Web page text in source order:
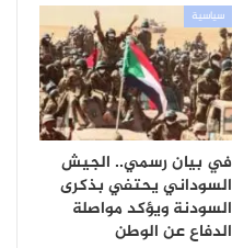
سياسية
في بيان رسمي.. الجيش
السوداني يحتفي بذكرى
السودنة ويؤكد مواصلة
الدفاع عن الوطن